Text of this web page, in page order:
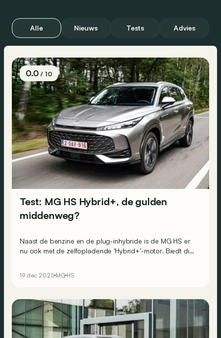
Alle Nieuws Tests Advies
0.0/ 10
Test: MG HS Hybrid+, de gulden
middenweg?
Naast de benzine en de plug-inhybride is de MG HS er
nu ook met de zelfopladende ‘Hybrid+’-motor. Biedt die
19 dec 2025 MG HS